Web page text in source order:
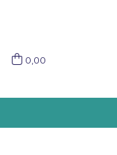
0,00